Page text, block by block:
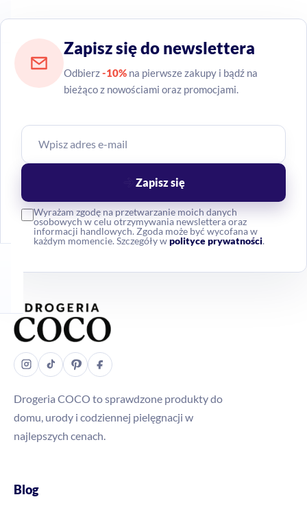
Zapisz się do newslettera
Odbierz-10% na pierwsze zakupy i bądź na
bieżąco z nowościami oraz promocjami.
Wyrażam zgodę na przetwarzanie moich danych
osobowych w celu otrzymywania newslettera oraz
informacji handlowych. Zgoda może być wycofana w
każdym momencie. Szczegóły wpolityce prywatności.
Zapisz się
Drogeria COCO to sprawdzone produkty do
domu, urody i codziennej pielęgnacji w
najlepszych cenach.
Blog